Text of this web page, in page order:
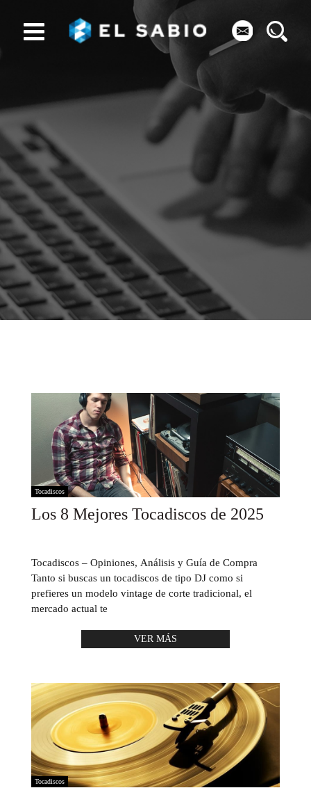
Tocadiscos
Los 8 Mejores Tocadiscos de 2025
Tocadiscos – Opiniones, Análisis y Guía de Compra
Tanto si buscas un tocadiscos de tipo DJ como si
prefieres un modelo vintage de corte tradicional, el
mercado actual te
VER MÁS
Tocadiscos